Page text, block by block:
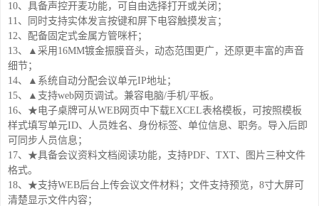
10、具备声控开麦功能，可自由选择打开或关闭；
11、同时支持实体发言按键和屏下电容触摸发言；
12、配备固定式金属方管咪杆；
13、▲采用16MM镀金振膜音头，动态范围更广，还原更丰富的声音
细节；
14、▲系统自动分配会议单元IP地址；
15、▲支持web网页调试。兼容电脑/手机/平板。
16、★电子桌牌可从WEB网页中下载EXCEL表格模板，可按照模板
样式填写单元ID、人员姓名、身份标签、单位信息、职务。导入后即
可同步人员信息；
17、★具备会议资料文档阅读功能，支持PDF、TXT、图片三种文件
格式。
18、★支持WEB后台上传会议文件材料；文件支持预览，8寸大屏可
清楚显示文件内容；